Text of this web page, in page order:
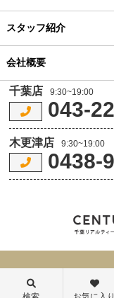
スタッフ紹介
会社概要
千葉店 9:30~19:00
043-
木更津店 9:30~19:00
0438-